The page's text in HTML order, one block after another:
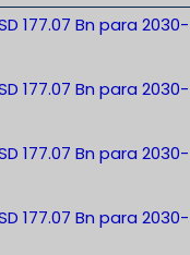
177.07 Bn para 2030-
177.07 Bn para 2030-
177.07 Bn para 2030-
177.07 Bn para 2030-